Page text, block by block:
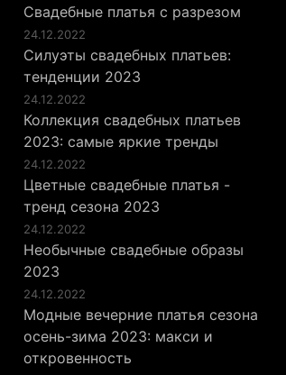
Свадебные платья с разрезом
24.12.2022
Силуэты свадебных платьев:
тенденции 2023
24.12.2022
Коллекция свадебных платьев
2023: самые яркие тренды
24.12.2022
Цветные свадебные платья -
тренд сезона 2023
24.12.2022
Необычные свадебные образы
2023
24.12.2022
Модные вечерние платья сезона
осень-зима 2023: макси и
откровенность